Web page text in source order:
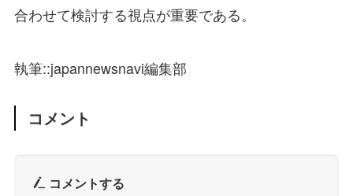
合わせて検討する視点が重要である。
執筆::japannewsnavi編集部
コメント
コメントする